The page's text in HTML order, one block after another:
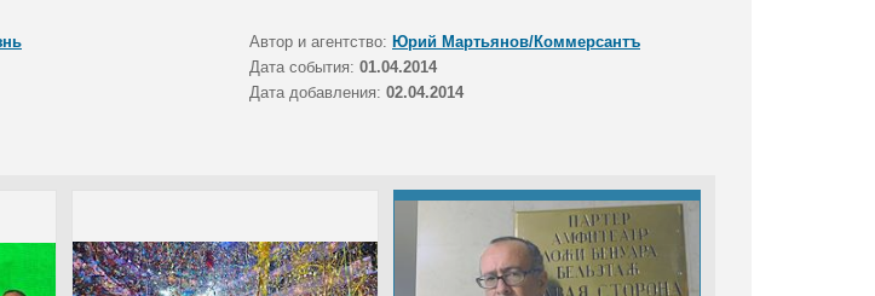
Автор и агентство: Юрий Мартьянов/Коммерсантъ
Дата события: 01.04.2014
Дата добавления: 02.04.2014